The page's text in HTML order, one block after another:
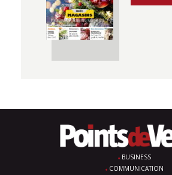
BUSINESS
COMMUNICATION